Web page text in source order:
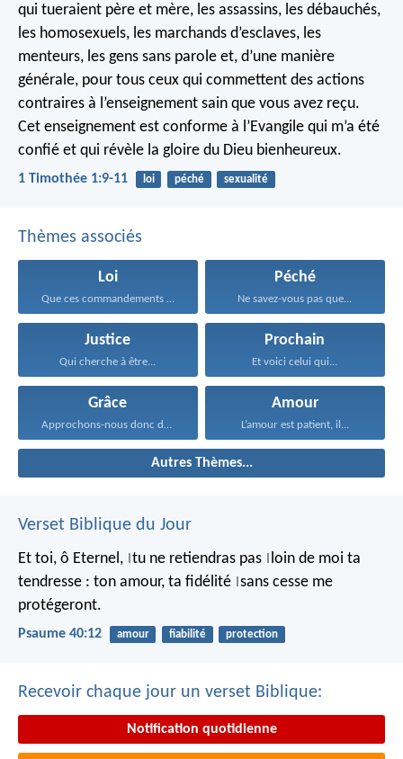
qui tueraient père et mère, les assassins, les débauchés,
les homosexuels, les marchands d’esclaves, les
menteurs, les gens sans parole et, d’une manière
générale, pour tous ceux qui commettent des actions
contraires à l’enseignement sain que vous avez reçu.
Cet enseignement est conforme à l’Evangile qui m’a été
confié et qui révèle la gloire du Dieu bienheureux.
1 Timothée 1:9-11 loi péché sexualité
Thèmes associés
Loi
Que ces commandements que...
Péché
Ne savez-vous pas que...
Justice
Qui cherche à être...
Prochain
Et voici celui qui...
Grâce
Approchons-nous donc du trône...
Amour
L’amour est patient, il...
Autres Thèmes...
Verset Biblique du Jour
Et toi, ô Eternel, tu ne retiendras pas loin de moi ta
tendresse : ton amour, ta fidélité sans cesse me
protégeront.
Psaume 40:12 amour fiabilité protection
Recevoir chaque jour un verset Biblique:
Notification quotidienne